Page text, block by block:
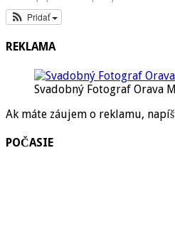
Pridať
REKLAMA
Svadobný Fotograf Orava
Ak máte záujem o reklamu,
POČASIE